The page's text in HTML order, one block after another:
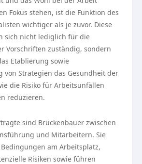
Fokus stehen, ist die Funktion des
wichtiger als je zuvor. Diese
sich nicht lediglich für die
Vorschriften zuständig, sondern
Etablierung sowie
von Strategien das Gesundheit der
die Risiko für Arbeitsunfällen
reduzieren.
sind Brückenbauer zwischen
und Mitarbeitern. Sie
am Arbeitsplatz,
Risiken sowie führen